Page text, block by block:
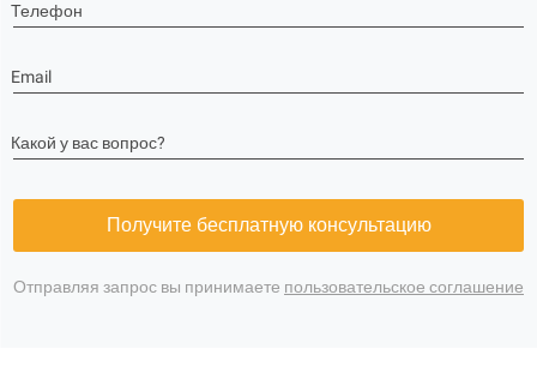
Телефон
Email
Какой у вас вопрос?
Получите бесплатную консультацию
Отправляя запрос вы принимаете пользовательское соглашение